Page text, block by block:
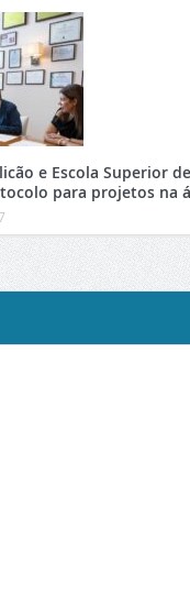
e Escola Superior
para projetos na